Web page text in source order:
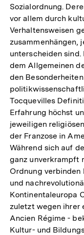
Sozialordnung.
vor allem durch
Verhaltensweisen
zusammenhängen,
unterscheiden
dem Allgemeinen
den
Tocquevilles
Erfahrung höchst
jeweiligen
der Franzose in
Während sich auf
ganz unverkrampft
Ordnung verbinden
und
Kontinentaleuropa
zuletzt wegen ihrer
Ancien Régime -
Kultur- und